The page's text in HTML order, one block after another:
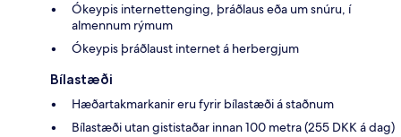
Ókeypis internettenging, þráðlaus eða um snúru, í
almennum rýmum
Ókeypis þráðlaust internet á herbergjum
Bílastæði
Hæðartakmarkanir eru fyrir bílastæði á staðnum
Bílastæði utan gististaðar innan 100 metra (255 DKK á dag)